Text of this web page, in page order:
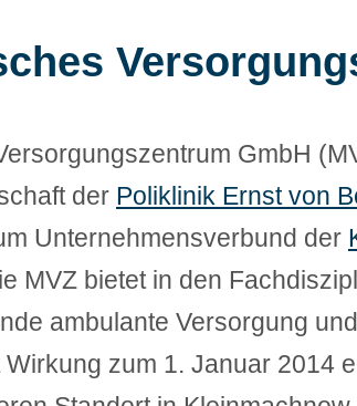
GmbH
der Poliklinik Ernst von
Unternehmensverbund der
MVZ bietet in den
ambulante Versorgung
zum 1. Januar 2014